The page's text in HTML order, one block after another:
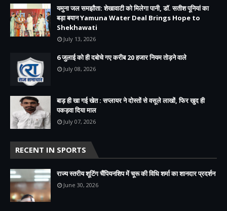
यमुना जल समझौता: शेखावाटी को मिलेगा पानी, डॉ. सतीश पूनियां का
बड़ा बयान Yamuna Water Deal Brings Hope to
Shekhawati
July 13, 2026
6 जुलाई को ही दबोचे गए करीब 20 हजार नियम तोड़ने वाले
July 08, 2026
बाड़ ही खा गई खेत : सप्लायर ने दोस्तों से वसूले लाखों, फिर खुद ही
पकड़वा दिया माल
July 07, 2026
RECENT IN SPORTS
राज्य स्तरीय शूटिंग चैंपियनशिप में चूरू की विधि शर्मा का शानदार प्रदर्शन
June 30, 2026